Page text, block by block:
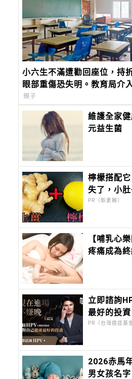
小六生不滿遭勸回座位，持
眼部重傷恐失明。教育局介
親子
維護全家
元益生菌
檸檬搭配
失了，小
PR（新素簡）
【哺乳心
疼痛成為
立即諮詢
最好的投
晚！
PR（台灣癌症基
2026赤馬
男女孩名